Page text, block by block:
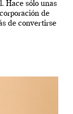
Hace sólo unas
de
de convertirse
[…]